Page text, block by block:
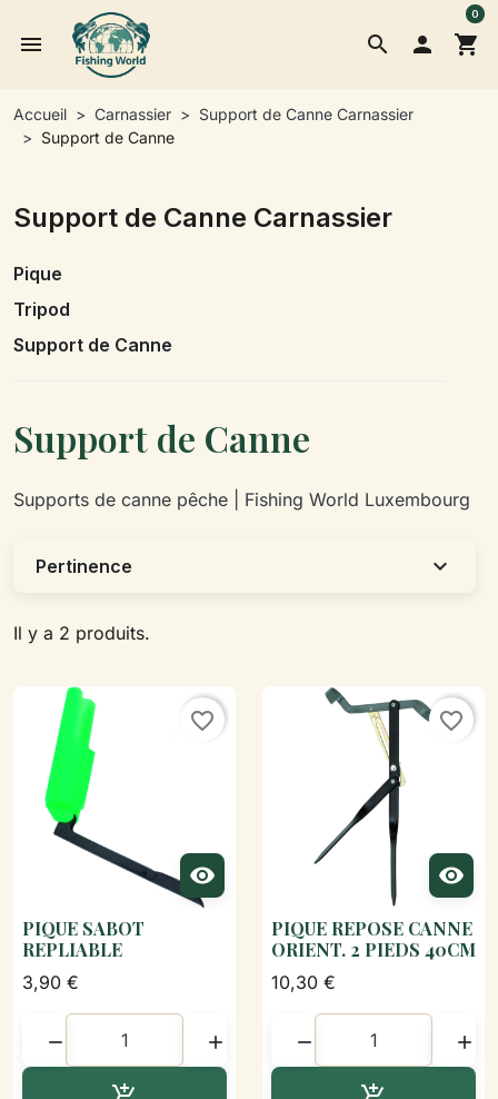
search
menu  shopping_cart
0
Accueil Carnassier
Support de Canne Carnassier
Support de Canne
Support de Canne Carnassier
Pique
Tripod
Support de Canne
Support de Canne
Supports de canne pêche | Fishing World Luxembourg
Il y a 2 produits.
Pertinence expand_more

favorite_border
PIQUE SABOT
REPLIABLE
3,90 €
 

favorite_border
PIQUE REPOSE CANNE
ORIENT. 2 PIEDS 40CM
10,30 €
 